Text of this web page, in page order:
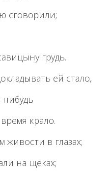
сговорили;
грудь.
ей стало,
крало.
живости в глазах;
на щеках;